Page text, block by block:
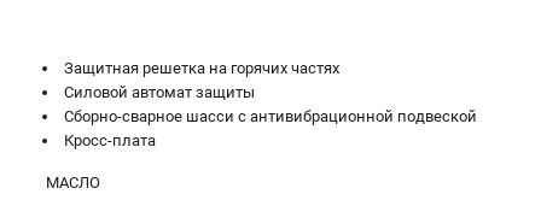
Защитная решетка на горячих частях
Силовой автомат защиты
Сборно-сварное шасси с антивибрационной подвеской
Кросс-плата
МАСЛО